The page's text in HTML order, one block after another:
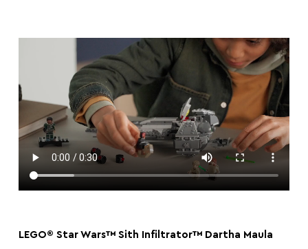
LEGO® Star Wars™ Sith Infiltrator™ Dartha Maula